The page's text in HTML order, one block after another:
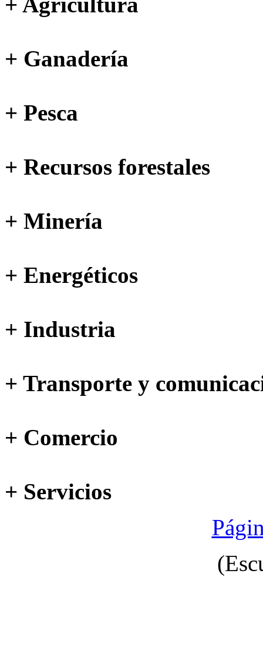
+ Ganadería
+ Pesca
+ Recursos forestales
+ Minería
+ Energéticos
+ Industria
+ Transporte y
+ Comercio
+ Servicios